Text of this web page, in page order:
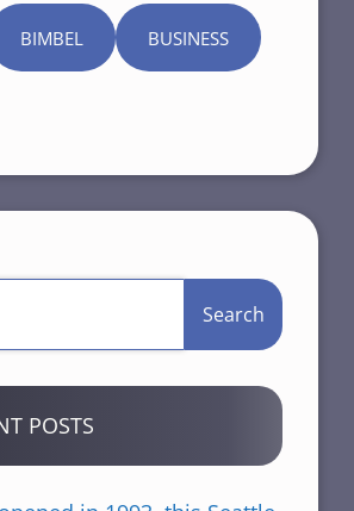
BIMBEL BUSINESS
Search
POSTS